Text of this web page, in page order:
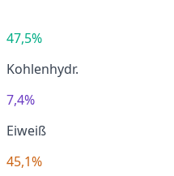
47,5%
Kohlenhydr.
7,4%
Eiweiß
45,1%